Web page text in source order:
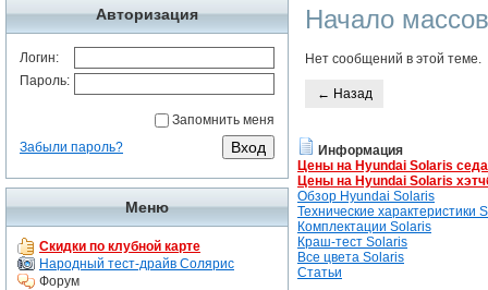
Авторизация
Логин:
Пароль:
Запомнить меня
Забыли пароль?
Меню
Скидки по клубной карте
Народный тест-драйв Солярис
Форум
Начало
Нет сообщений в этой теме.
← Назад
Информация
Цены на Hyundai Solaris
Цены на Hyundai Solaris
Обзор Hyundai Solaris
Технические характеристики
Комплектации Solaris
Краш-тест Solaris
Все цвета Solaris
Статьи